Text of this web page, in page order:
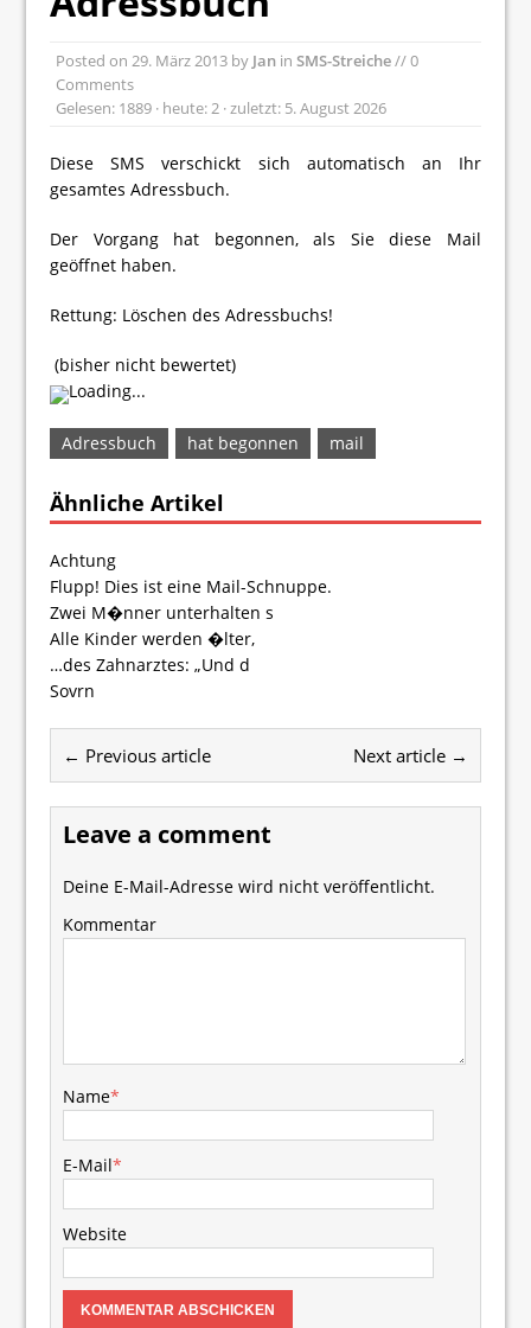
Posted on29. März 2013 by Jan inSMS-Streiche// 0
Comments
Gelesen: 1889 · heute: 2 · zuletzt: 5. August 2026
Diese SMS verschickt sich automatisch an Ihr
gesamtes Adressbuch.
Der Vorgang hat begonnen, als Sie diese Mail
geöffnet haben.
Rettung: Löschen des Adressbuchs!
(bisher nicht bewertet)
Loading...
Adressbuch hat begonnen mail
Ähnliche Artikel
Achtung
Flupp! Dies ist eine Mail-Schnuppe.
Zwei M�nner unterhalten s
Alle Kinder werden �lter,
…des Zahnarztes: „Und d
Sovrn
← Previous article Next article →
Leave a comment
Deine E-Mail-Adresse wird nicht veröffentlicht.
Kommentar
Name*
E-Mail*
Website